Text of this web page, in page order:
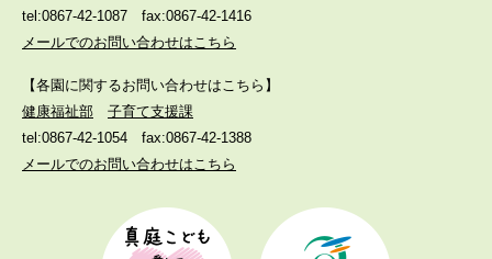
tel:0867-42-1087
fax:0867-42-1416
メールでのお問い合わせはこちら
【各園に関するお問い合わせはこちら】
健康福祉部
子育て支援課
tel:0867-42-1054
fax:0867-42-1388
メールでのお問い合わせはこちら